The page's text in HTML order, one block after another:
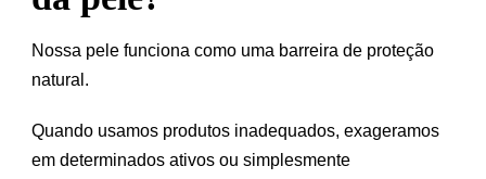
Nossa pele funciona como uma barreira de proteção
natural.
Quando usamos produtos inadequados, exageramos
em determinados ativos ou simplesmente